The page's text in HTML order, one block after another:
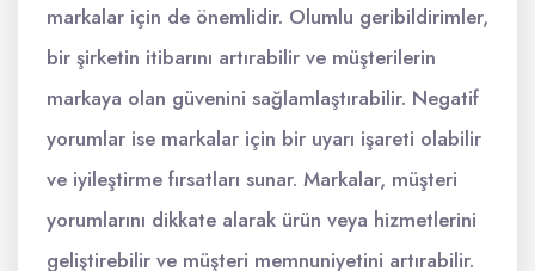
markalar için de önemlidir. Olumlu geribildirimler,
bir şirketin itibarını artırabilir ve müşterilerin
markaya olan güvenini sağlamlaştırabilir. Negatif
yorumlar ise markalar için bir uyarı işareti olabilir
ve iyileştirme fırsatları sunar. Markalar, müşteri
yorumlarını dikkate alarak ürün veya hizmetlerini
geliştirebilir ve müşteri memnuniyetini artırabilir.